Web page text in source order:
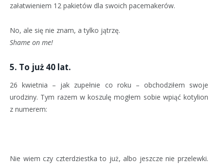
załatwieniem 12 pakietów dla swoich pacemakerów.
No, ale się nie znam, a tylko jątrzę.
Shame on me!
5. To już 40 lat.
26 kwietnia – jak zupełnie co roku – obchodziłem swoje
urodziny. Tym razem w koszulę mogłem sobie wpiąć kotylion
z numerem:
Nie wiem czy czterdziestka to już, albo jeszcze nie przelewki.